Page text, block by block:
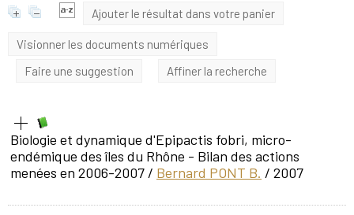
Ajouter le résultat dans votre panier
Visionner les documents numériques
Faire une suggestion
Affiner la recherche
Biologie et dynamique d'Epipactis fobri, micro-
endémique des îles du Rhône - Bilan des actions
menées en 2006-2007 / Bernard PONT B. / 2007